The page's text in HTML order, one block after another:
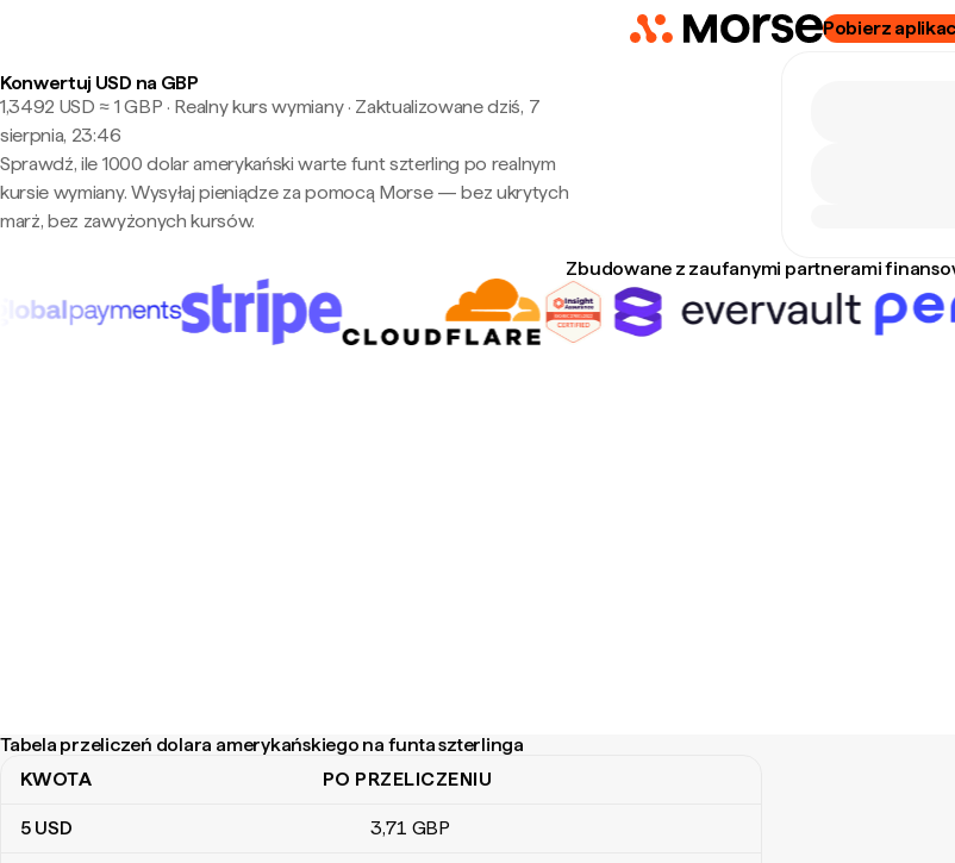
Pobierz
Konwertuj USD na GBP
1,3492 USD ≈ 1 GBP · Realny kurs wymiany· Zaktualizowane dziś, 7
sierpnia, 23:46
Sprawdź, ile 1000 dolar amerykański warte funt szterling po realnym
kursie wymiany. Wysyłaj pieniądze za pomocą Morse — bez ukrytych
marż, bez zawyżonych kursów.
Zbudowane z zaufanymi partnerami
Tabela przeliczeń dolara amerykańskiego na funta szterlinga
Tabela przeliczeń dolara amerykańskiego na funta szterlinga
KWOTA PO PRZELICZENIU
5 USD 3,71 GBP